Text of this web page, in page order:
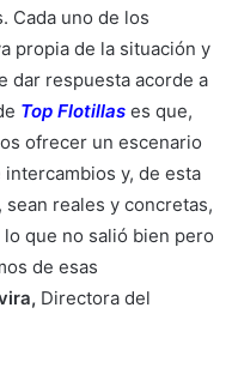
Cada uno de los
propia de la situación y
dar respuesta acorde a
Top Flotillas es que,
ofrecer un escenario
y, de esta
reales y concretas,
que no salió bien pero
de esas
Directora del